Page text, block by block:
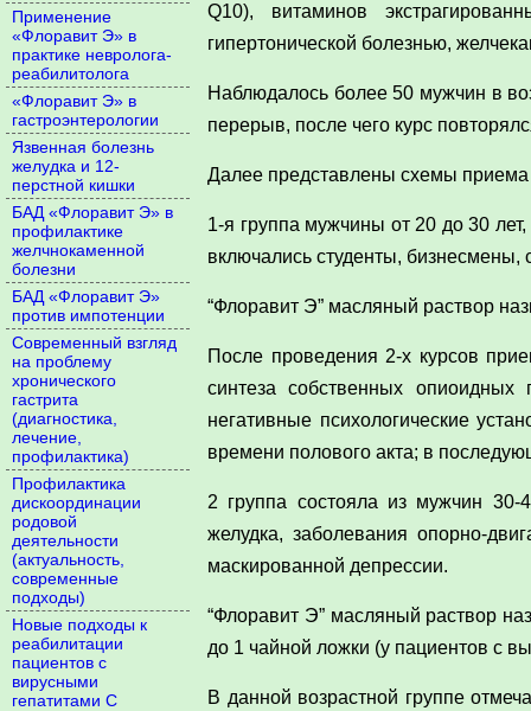
Применение
«Флоравит Э» в
практике невролога-
реабилитолога
«Флоравит Э» в
гастроэнтерологии
Язвенная болезнь
желудка и 12-
перстной кишки
БАД «Флоравит Э» в
профилактике
желчнокаменной
болезни
БАД «Флоравит Э»
против импотенции
Современный взгляд
на проблему
хронического
гастрита
(диагностика,
лечение,
профилактика)
Профилактика
дискоординации
родовой
деятельности
(актуальность,
современные
подходы)
Новые подходы к
реабилитации
пациентов с
вирусными
гепатитами C
Q10), витаминов
гипертонической болезнью,
Наблюдалось более 50 мужчин в
перерыв, после чего курс
Далее представлены схемы
1-я группа мужчины от 20 до 30
включались студенты, бизнесмены,
“Флоравит Э” масляный раствор
После проведения 2-х курсов
синтеза собственных опиоидных
негативные психологические
времени полового акта; в
2 группа состояла из мужчин 30-
желудка, заболевания опорно-
маскированной депрессии.
“Флоравит Э” масляный раствор
до 1 чайной ложки (у пациентов с
В данной возрастной группе